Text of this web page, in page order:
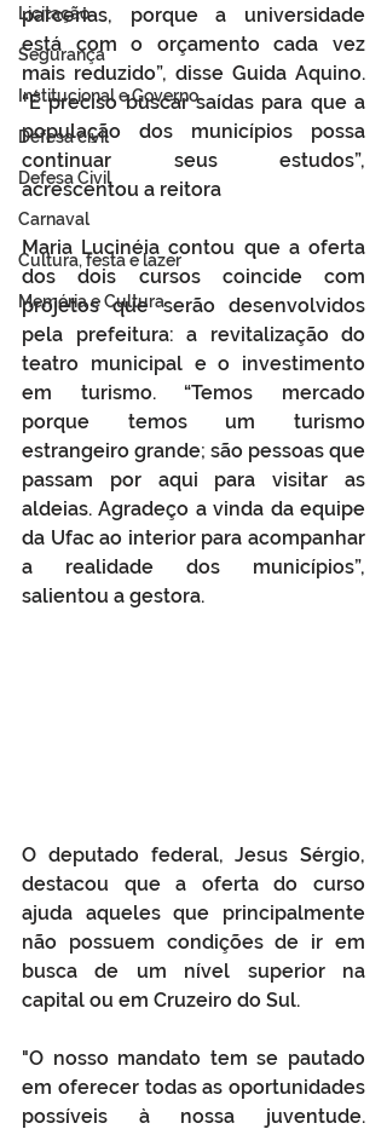
Licitação
Segurança
Institucional e Governo
Defesa cívil
Defesa Civil
Carnaval
Cultura, festa e lazer
Memória e Cultura
parcerias, porque a universidade
está com o orçamento cada vez
mais reduzido”, disse Guida Aquino.
“É preciso buscar saídas para que a
população dos municípios possa
continuar seus estudos”,
acrescentou a reitora
Maria Lucinéia contou que a oferta
dos dois cursos coincide com
projetos que serão desenvolvidos
pela prefeitura: a revitalização do
teatro municipal e o investimento
em turismo. “Temos mercado
porque temos um turismo
estrangeiro grande; são pessoas que
passam por aqui para visitar as
aldeias. Agradeço a vinda da equipe
da Ufac ao interior para acompanhar
a realidade dos municípios”,
salientou a gestora.
O deputado federal, Jesus Sérgio,
destacou que a oferta do curso
ajuda aqueles que principalmente
não possuem condições de ir em
busca de um nível superior na
capital ou em Cruzeiro do Sul.
"O nosso mandato tem se pautado
em oferecer todas as oportunidades
possíveis à nossa juventude.